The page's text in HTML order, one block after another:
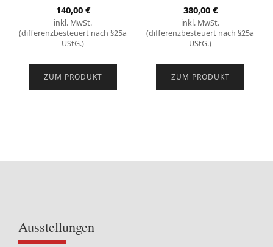
140,00 €
inkl. MwSt.
(differenzbesteuert nach §25a
UStG.)
ZUM PRODUKT
380,00 €
inkl. MwSt.
(differenzbesteuert nach §25a
UStG.)
ZUM PRODUKT
Ausstellungen